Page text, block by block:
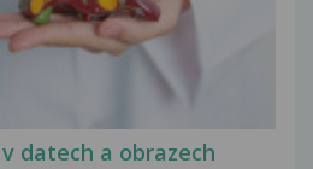
datech a obrazech